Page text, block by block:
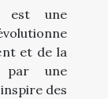
est une
et de la
par une
des